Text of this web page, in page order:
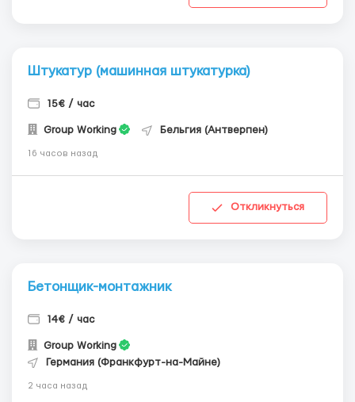
Штукатур (машинная штукатурка)
15€ / час
Group Working Бельгия (Антверпен)
16 часов назад
Откликнуться
Бетонщик-монтажник
14€ / час
Group Working
Германия (Франкфурт-на-Майне)
2 часа назад